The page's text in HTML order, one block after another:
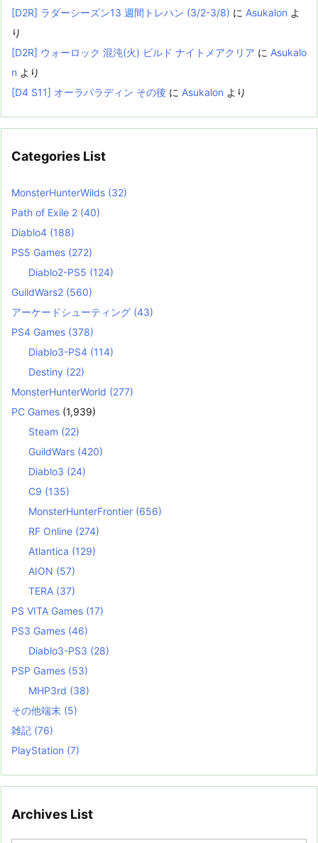
[D2R] ラダーシーズン13 週間トレハン (3/2-3/8) に Asukalon よ
り
[D2R] ウォーロック 混沌(火) ビルド ナイトメアクリア に Asukalo
n より
[D4 S11] オーラパラディン その後 に Asukalon より
Categories List
MonsterHunterWilds (32)
Path of Exile 2 (40)
Diablo4 (188)
PS5 Games (272)
Diablo2-PS5 (124)
GuildWars2 (560)
アーケードシューティング (43)
PS4 Games (378)
Diablo3-PS4 (114)
Destiny (22)
MonsterHunterWorld (277)
PC Games (1,939)
Steam (22)
GuildWars (420)
Diablo3 (24)
C9 (135)
MonsterHunterFrontier (656)
RF Online (274)
Atlantica (129)
AION (57)
TERA (37)
PS VITA Games (17)
PS3 Games (46)
Diablo3-PS3 (28)
PSP Games (53)
MHP3rd (38)
その他端末 (5)
雑記 (76)
PlayStation (7)
Archives List